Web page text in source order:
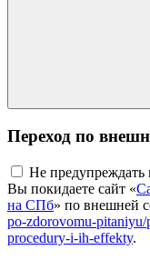
Переход по
Не предупреждать
Вы покидаете сайт «
на СПб» по внешней
po-zdorovomu-
procedury-i-ih-effekty.